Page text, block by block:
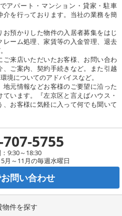
アパート・マンション・貸家・駐車
を行っております。当社の業務を簡
預かりした物件の入居者募集をはじ
ーム処理、家賃等の入金管理、退去
来店いただいたお客様、お問い合わ
ご案内、契約手続きなど。また引越
境についてのアドバイスなど。
元情報などお客様のご要望に沿った
います。『左京区と言えばハウス・
お客様に気軽に入って何でも聞いて
5755
9:30～18:30
月～11月の毎週水曜日
お問い合わせ
件を探す